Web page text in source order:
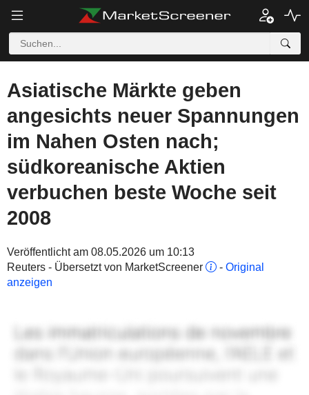
Asiatische Märkte geben
angesichts neuer Spannungen
im Nahen Osten nach;
südkoreanische Aktien
verbuchen beste Woche seit
2008
Veröffentlicht am 08.05.2026 um 10:13
Reuters - Übersetzt von MarketScreener
- Original
anzeigen